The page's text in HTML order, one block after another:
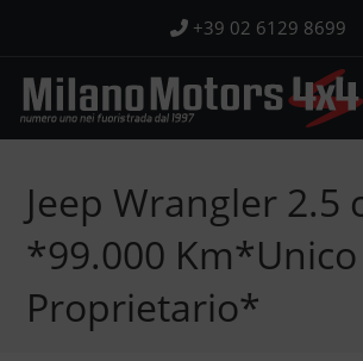
contenuto
+39 02 6129 8699
Jeep Wrangler 2.5
*99.000 Km*Unico
Proprietario*